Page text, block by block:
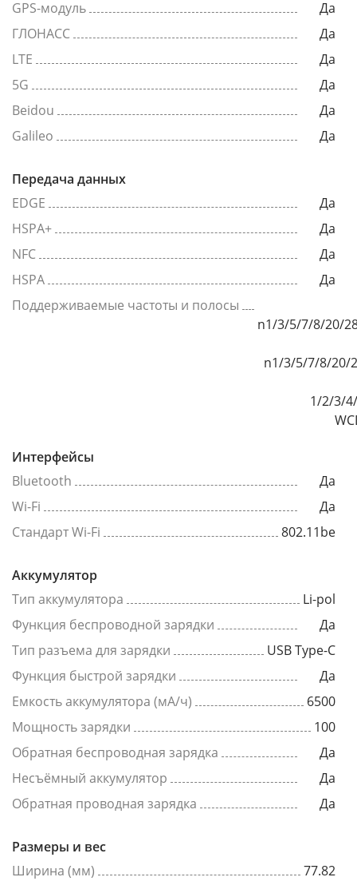
GPS-модуль
Да
ГЛОНАСС
Да
LTE
Да
5G
Да
Beidou
Да
Galileo
Да
Передача данных
EDGE
Да
HSPA+
Да
NFC
Да
HSPA
Да
Поддерживаемые частоты и полосы
n1/3/5/7/8/20/
n1/3/5/7/8/20/
1/2/3/
Интерфейсы
Bluetooth
Да
Wi-Fi
Да
Стандарт Wi-Fi
802.11be
Аккумулятор
Тип аккумулятора
Li-pol
Функция беспроводной зарядки
Да
Тип разъема для зарядки
USB Type-C
Функция быстрой зарядки
Да
Емкость аккумулятора (мА/ч)
6500
Мощность зарядки
100
Обратная беспроводная зарядка
Да
Несъёмный аккумулятор
Да
Обратная проводная зарядка
Да
Размеры и вес
Ширина (мм)
77.82